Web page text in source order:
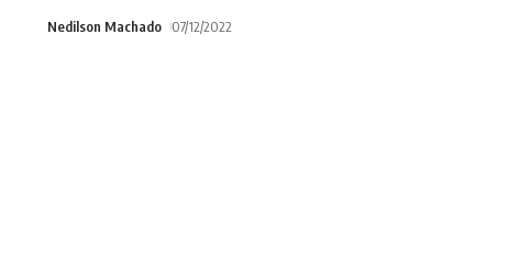
Nedilson Machado 07/12/2022